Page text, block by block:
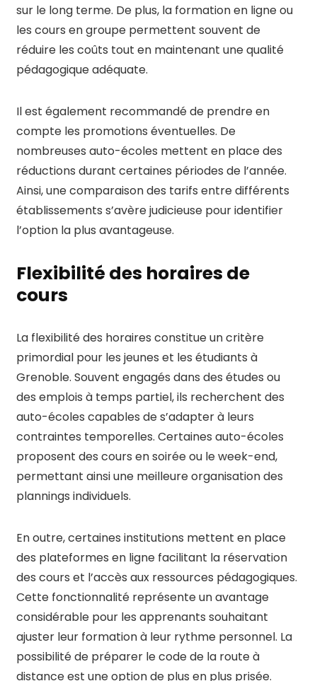
sur le long terme. De plus, la formation en ligne ou
les cours en groupe permettent souvent de
réduire les coûts tout en maintenant une qualité
pédagogique adéquate.
Il est également recommandé de prendre en
compte les promotions éventuelles. De
nombreuses auto-écoles mettent en place des
réductions durant certaines périodes de l’année.
Ainsi, une comparaison des tarifs entre différents
établissements s’avère judicieuse pour identifier
l’option la plus avantageuse.
Flexibilité des horaires de
cours
La flexibilité des horaires constitue un critère
primordial pour les jeunes et les étudiants à
Grenoble. Souvent engagés dans des études ou
des emplois à temps partiel, ils recherchent des
auto-écoles capables de s’adapter à leurs
contraintes temporelles. Certaines auto-écoles
proposent des cours en soirée ou le week-end,
permettant ainsi une meilleure organisation des
plannings individuels.
En outre, certaines institutions mettent en place
des plateformes en ligne facilitant la réservation
des cours et l’accès aux ressources pédagogiques.
Cette fonctionnalité représente un avantage
considérable pour les apprenants souhaitant
ajuster leur formation à leur rythme personnel. La
possibilité de préparer le code de la route à
distance est une option de plus en plus prisée.